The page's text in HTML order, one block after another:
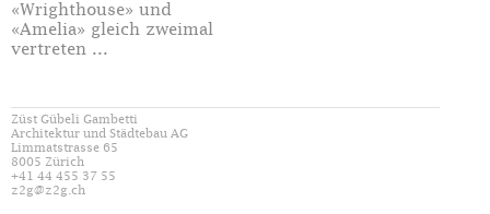
«Wrighthouse» und
«Amelia» gleich zweimal
vertreten ...
Züst Gübeli Gambetti
Architektur und Städtebau AG
Limmatstrasse 65
8005 Zürich
+41 44 455 37 55
z2g@z2g.ch